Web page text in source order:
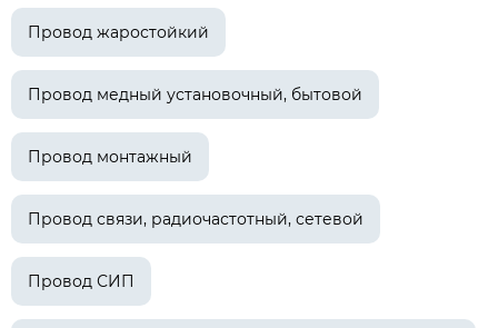
Провод жаростойкий
Провод медный установочный, бытовой
Провод монтажный
Провод связи, радиочастотный, сетевой
Провод СИП